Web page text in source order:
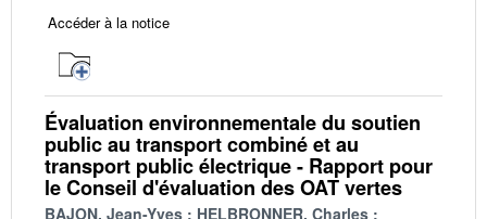
Accéder à la notice
Évaluation environnementale du soutien
public au transport combiné et au
transport public électrique - Rapport pour
le Conseil d'évaluation des OAT vertes
BAJON, Jean-Yves
HELBRONNER, Charles